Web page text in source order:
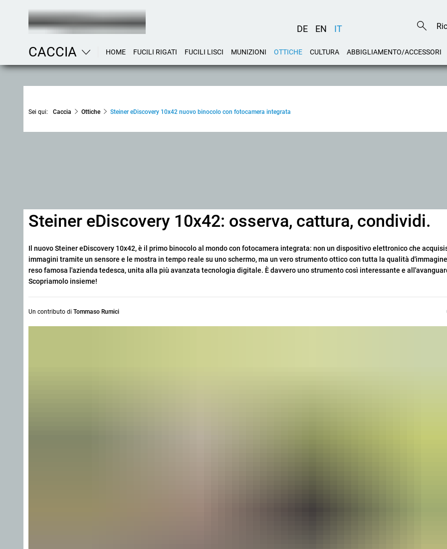
DE EN IT
CACCIA HOME FUCILI RIGATI FUCILI LISCI MUNIZIONI OTTICHE CULTURA ABBIGLIAMENTO/ACCESSORI
Sei qui: Caccia Ottiche Steiner eDiscovery 10x42 nuovo binocolo con fotocamera integrata
Steiner eDiscovery 10x42: osserva, cattura, condividi.
Il nuovo Steiner eDiscovery 10x42, è il primo binocolo al mondo con fotocamera integrata: non un dispositivo elettronico che
immagini tramite un sensore e le mostra in tempo reale su uno schermo, ma un vero strumento ottico con tutta la qualità
reso famosa l'azienda tedesca, unita alla più avanzata tecnologia digitale. È davvero uno strumento così interessante e
Scopriamolo insieme!
Un contributo di Tommaso Rumici